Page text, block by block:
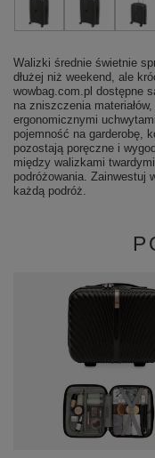
Walizki średnie świetnie
dłużej niż weekend, ale
wowbag.com.pl dostępne
na zniszczenia
ergonomicznymi
pojemność na garderobę,
pozostają poręczne i
między walizkami
podróżowania. Zainwestuj
każdą podróż.